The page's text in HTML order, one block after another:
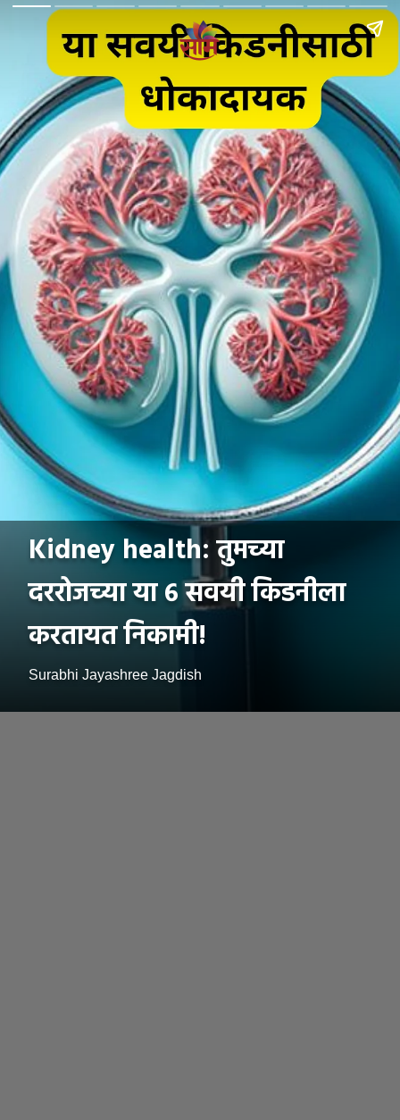
Kidney health: तुमच्या
दररोजच्या या ६ सवयी किडनीला
करतायत निकामी!
Surabhi Jayashree Jagdish